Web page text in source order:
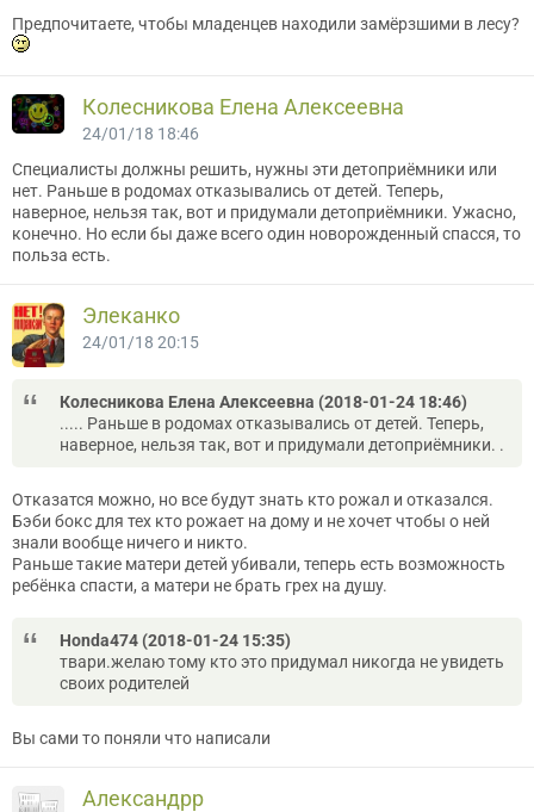
Предпочитаете, чтобы младенцев находили замёрзшими в лесу?
Колесникова Елена Алексеевна
24/01/18 18:46
Специалисты должны решить, нужны эти детоприёмники или
нет. Раньше в родомах отказывались от детей. Теперь,
наверное, нельзя так, вот и придумали детоприёмники. Ужасно,
конечно. Но если бы даже всего один новорожденный спасся, то
польза есть.
Элеканко
24/01/18 20:15
Колесникова Елена Алексеевна (2018-01-24 18:46)
..... Раньше в родомах отказывались от детей. Теперь,
наверное, нельзя так, вот и придумали детоприёмники. .
Отказатся можно, но все будут знать кто рожал и отказался.
Бэби бокс для тех кто рожает на дому и не хочет чтобы о ней
знали вообще ничего и никто.
Раньше такие матери детей убивали, теперь есть возможность
ребёнка спасти, а матери не брать грех на душу.
Honda474 (2018-01-24 15:35)
твари.желаю тому кто это придумал никогда не увидеть
своих родителей
Вы сами то поняли что написали
Александрр